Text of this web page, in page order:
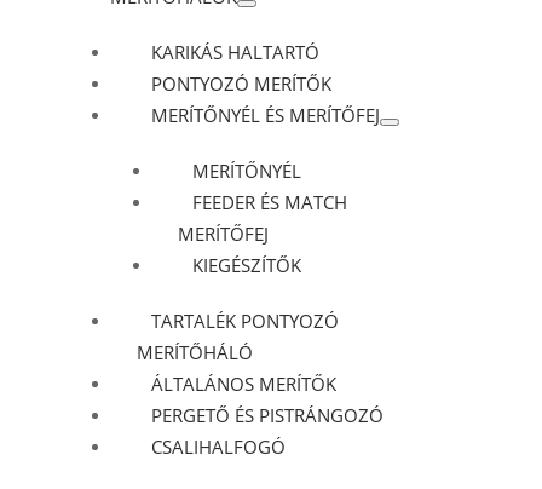
KARIKÁS HALTARTÓ
PONTYOZÓ MERÍTŐK
MERÍTŐNYÉL ÉS MERÍTŐFEJ
MERÍTŐNYÉL
FEEDER ÉS MATCH
MERÍTŐFEJ
KIEGÉSZÍTŐK
TARTALÉK PONTYOZÓ
MERÍTŐHÁLÓ
ÁLTALÁNOS MERÍTŐK
PERGETŐ ÉS PISTRÁNGOZÓ
CSALIHALFOGÓ